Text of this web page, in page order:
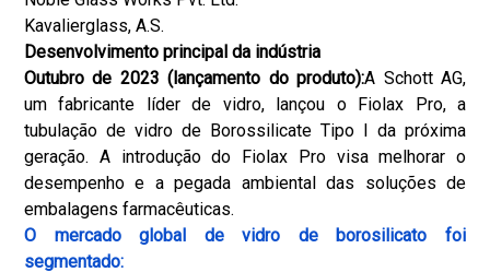
Kavalierglass, A.S.
Desenvolvimento principal da indústria
Outubro de 2023 (lançamento do produto):A Schott AG,
um fabricante líder de vidro, lançou o Fiolax Pro, a
tubulação de vidro de Borossilicate Tipo I da próxima
geração. A introdução do Fiolax Pro visa melhorar o
desempenho e a pegada ambiental das soluções de
embalagens farmacêuticas.
O mercado global de vidro de borosilicato foi
segmentado: